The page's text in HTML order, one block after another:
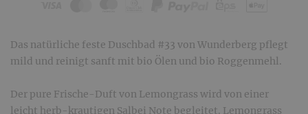
Das natürliche feste Duschbad #33 von Wunderberg pflegt
mild und reinigt sanft mit bio Ölen und bio Roggenmehl.
Der pure Frische-Duft von Lemongrass wird von einer
leicht herb-krautigen Salbei Note begleitet. Lemongrass